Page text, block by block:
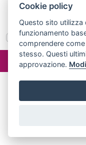
©2024 misterlex.it -
Cookie policy
Questo sito utilizza
funzionamento
comprendere
stesso. Questi
approvazione.